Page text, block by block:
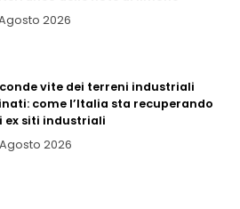
2026
vite dei terreni industriali
come l’Italia sta recuperando
ex siti industriali
2026